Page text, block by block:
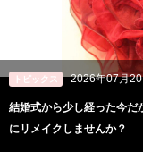
トピックス 2026年07月
結婚式から少し経った今だ
にリメイクしませんか？